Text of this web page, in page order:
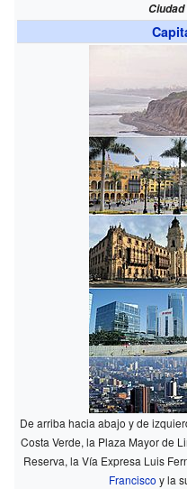
De arriba hacia abajo y de
Costa Verde, la Plaza Mayor de
Reserva, la Vía Expresa Luis
Francisco y la